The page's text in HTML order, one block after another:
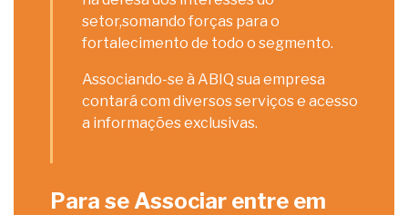
setor,somando forças para o
fortalecimento de todo o segmento.
Associando-se à ABIQ sua empresa
contará com diversos serviços e acesso
a informações exclusivas.
Para se Associar entre em